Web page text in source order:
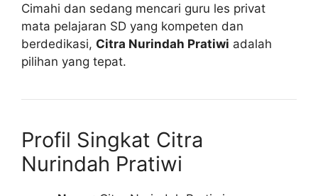
Cimahi dan sedang mencari guru les privat
mata pelajaran SD yang kompeten dan
berdedikasi, Citra Nurindah Pratiwi adalah
pilihan yang tepat.
Profil Singkat Citra
Nurindah Pratiwi